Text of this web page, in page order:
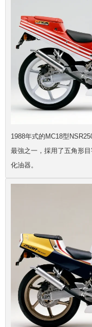
1988年式的MC18型
最強之一，採用了五角形
化油器。